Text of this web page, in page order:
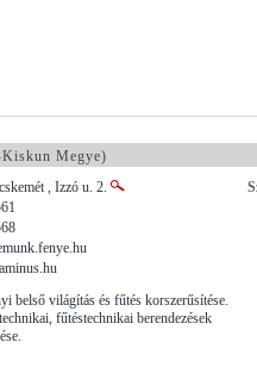
Megye)
, Izzó u. 2.
belső világítás és fűtés korszerűsítése.
fűtéstechnikai berendezések